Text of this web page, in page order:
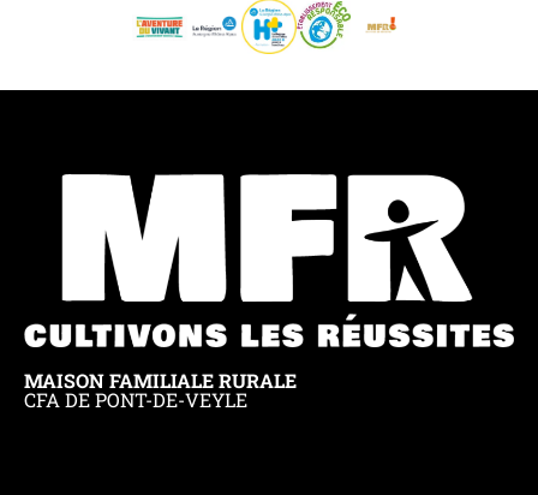
MAISON FAMILIALE RURALE
CFA DE PONT-DE-VEYLE